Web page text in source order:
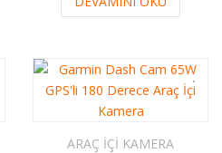
ARAÇ İÇI KAMERA